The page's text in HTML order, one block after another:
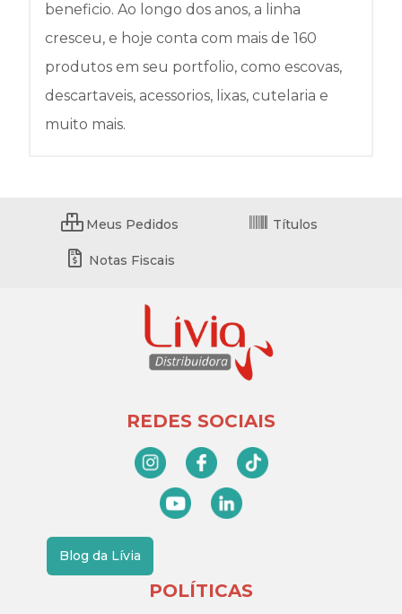
beneficio. Ao longo dos anos, a linha
cresceu, e hoje conta com mais de 160
produtos em seu portfolio, como escovas,
descartaveis, acessorios, lixas, cutelaria e
muito mais.
Meus Pedidos Títulos
Notas Fiscais
REDES SOCIAIS
Blog da Lívia
POLÍTICAS